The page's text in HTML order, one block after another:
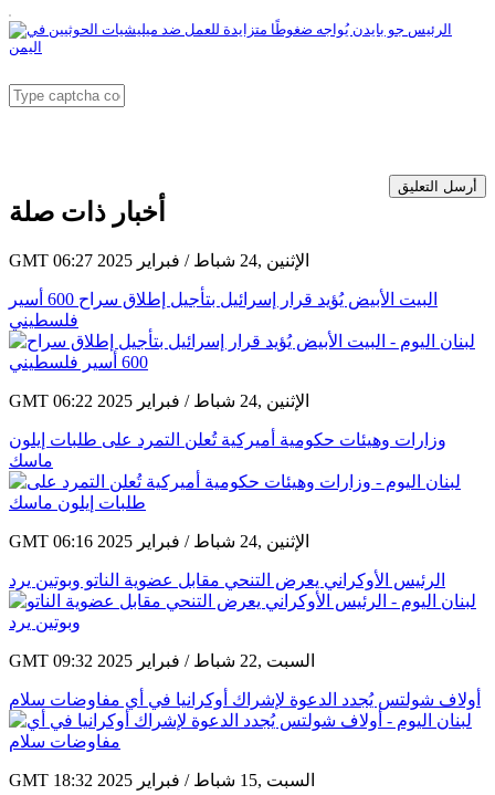
أرسل التعليق
أخبار ذات صلة
GMT 06:27 2025 الإثنين ,24 شباط / فبراير
البيت الأبيض يُؤيد قرار إسرائيل بتأجيل إطلاق سراح 600 أسير
فلسطيني
GMT 06:22 2025 الإثنين ,24 شباط / فبراير
وزارات وهيئات حكومية أميركية تُعلن التمرد على طلبات إيلون
ماسك
GMT 06:16 2025 الإثنين ,24 شباط / فبراير
الرئيس الأوكراني يعرض التنحي مقابل عضوية الناتو وبوتين يرد
GMT 09:32 2025 السبت ,22 شباط / فبراير
أولاف شولتس يُجدد الدعوة لإشراك أوكرانيا في أي مفاوضات سلام
GMT 18:32 2025 السبت ,15 شباط / فبراير